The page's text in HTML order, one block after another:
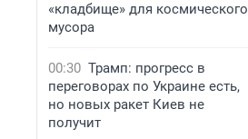
«кладбище» для космического
мусора
00:30 Трамп: прогресс в
переговорах по Украине есть,
но новых ракет Киев не
получит